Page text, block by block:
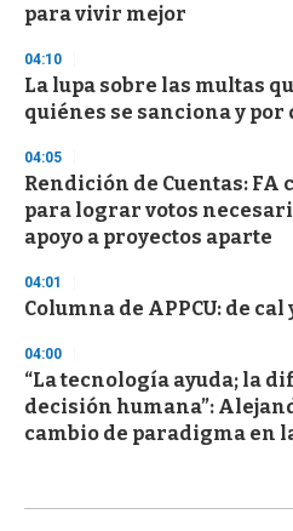
para vivir mejor
04:10
La lupa sobre las multas
quiénes se sanciona y por
04:05
Rendición de Cuentas: FA
para lograr votos
apoyo a proyectos aparte
04:01
Columna de APPCU: de
04:00
“La tecnología ayuda; la
decisión humana”:
cambio de paradigma en